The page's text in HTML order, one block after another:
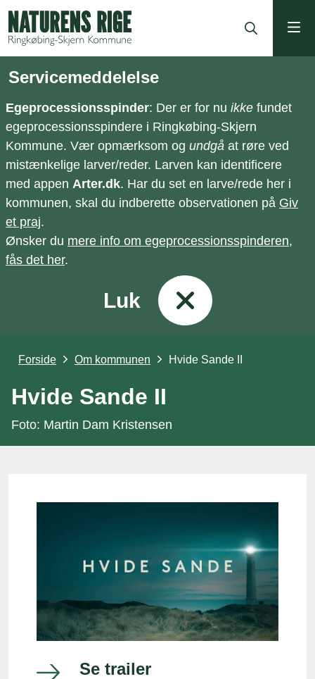
Servicemeddelelse
Egeprocessionsspinder: Der er for nu ikke fundet
egeprocessionsspindere i Ringkøbing-Skjern
Kommune. Vær opmærksom og undgå at røre ved
mistænkelige larver/reder. Larven kan identificere
med appen Arter.dk. Har du set en larve/rede her i
kommunen, skal du indberette observationen på Giv
et praj.
Ønsker du mere info om egeprocessionsspinderen,
fås det her.
Luk
Forside Om kommunen Hvide Sande II
Hvide Sande II
Foto: Martin Dam Kristensen
Se trailer